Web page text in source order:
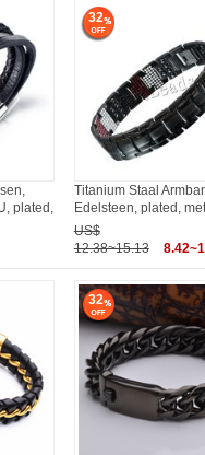
plated,
32
Titanium Staal
Edelsteen, plated, met
US$
12.38~15.13
32